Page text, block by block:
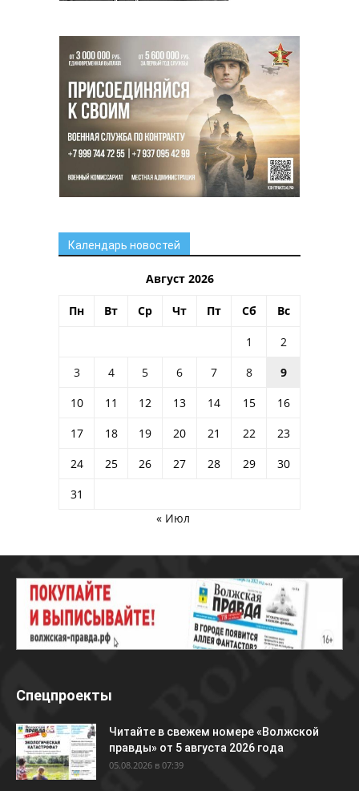
Календарь новостей
Август 2026
Пн Вт Ср Чт Пт Сб Вс
1
2
3
4 5 6 7 8
9
10
11 12 13 14 15
16
17
18 19 20 21 22
23
24
25 26 27 28 29
30
31
« Июл
Спецпроекты
Читайте в свежем номере «Волжской
правды» от 5 августа 2026 года
05.08.2026 в 07:39